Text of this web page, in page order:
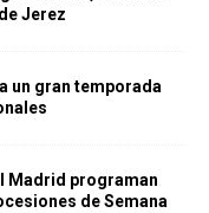
Jerez
un gran temporada
Madrid programan
de Semana